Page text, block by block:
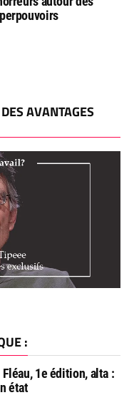
AVANTAGES
:
Fléau, 1e édition, alta :
état